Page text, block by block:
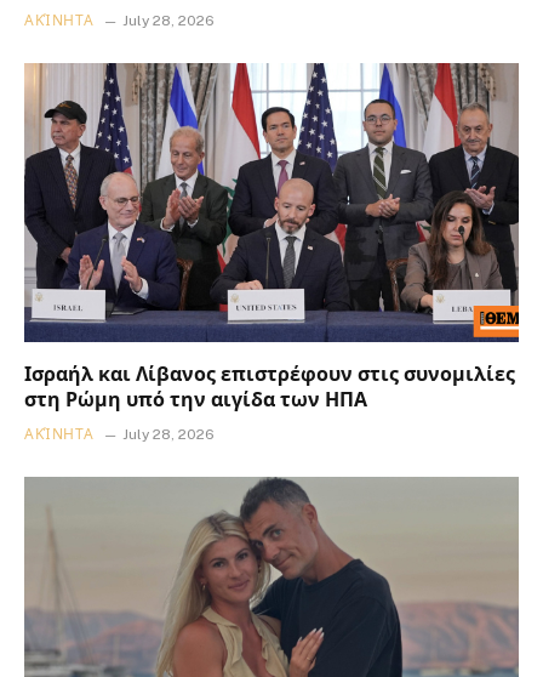
ΑΚΊΝΗΤΑ July 28, 2026
Ισραήλ και Λίβανος επιστρέφουν στις συνομιλίες
στη Ρώμη υπό την αιγίδα των ΗΠΑ
ΑΚΊΝΗΤΑ July 28, 2026